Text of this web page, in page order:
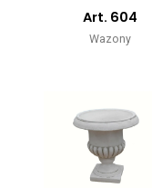
Art. 604
Wazony